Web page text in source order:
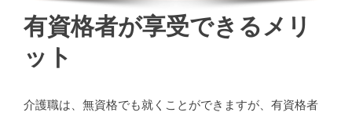
有資格者が享受できるメリ
ット
介護職は、無資格でも就くことができますが、有資格者